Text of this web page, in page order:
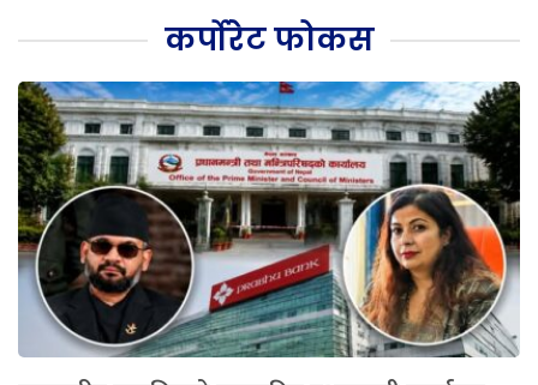
कर्पोरेट फोकस